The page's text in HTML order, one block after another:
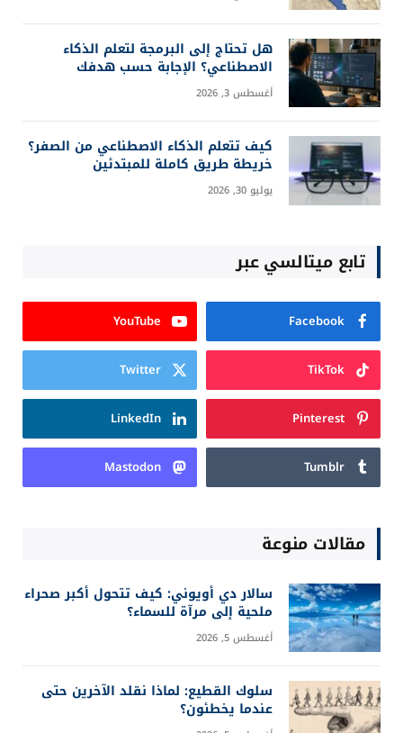
أفضل مكونات السيروم للبشرة: 4 عناصر تصنع الفرق
أبريل 15, 2026
أسرار بسيطة تجعل القهوة أكثر صحة دون أن نخسر
الطعم
أبريل 8, 2026
Subscribe
0
COMMENTS